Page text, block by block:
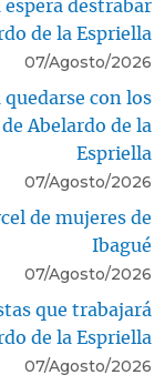
destrabar
de la Espriella
07/Agosto/2026
con los
Abelardo de la
Espriella
07/Agosto/2026
de mujeres de
Ibagué
07/Agosto/2026
que trabajará
de la Espriella
07/Agosto/2026